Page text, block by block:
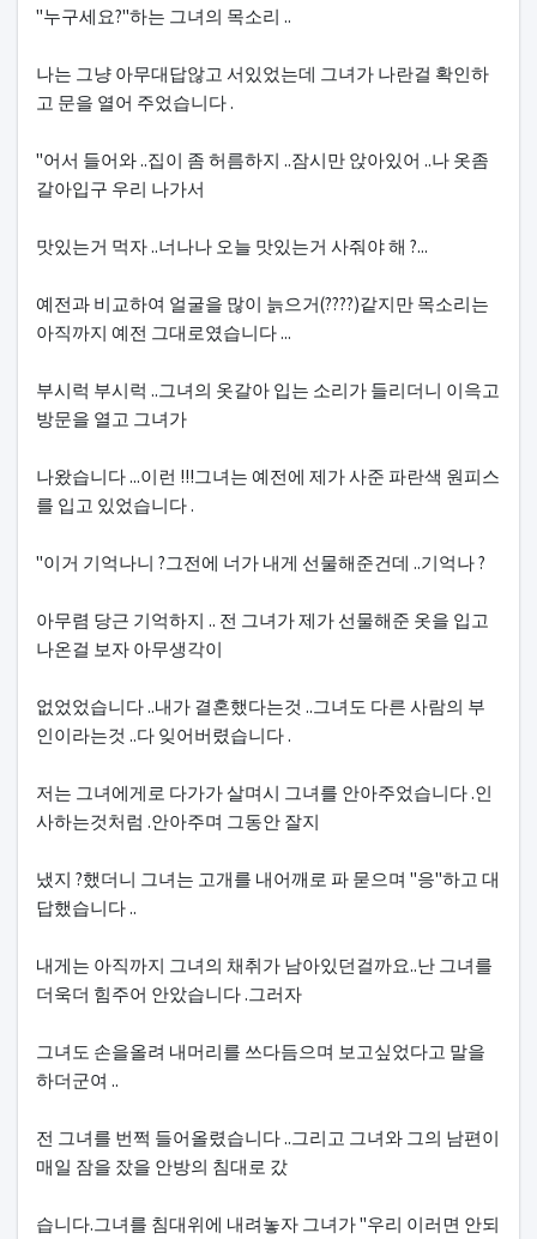
"누구세요?"하는 그녀의 목소리 ..
나는 그냥 아무대답않고 서있었는데 그녀가 나란걸 확인하
고 문을 열어 주었습니다 .
"어서 들어와 ..집이 좀 허름하지 ..잠시만 앉아있어 ..나 옷좀
갈아입구 우리 나가서
맛있는거 먹자 ..너나나 오늘 맛있는거 사줘야 해 ?...
예전과 비교하여 얼굴을 많이 늙으거(????)같지만 목소리는
아직까지 예전 그대로였습니다 ...
부시럭 부시럭 ..그녀의 옷갈아 입는 소리가 들리더니 이윽고
방문을 열고 그녀가
나왔습니다 ...이런 !!!그녀는 예전에 제가 사준 파란색 원피스
를 입고 있었습니다 .
"이거 기억나니 ?그전에 너가 내게 선물해준건데 ..기억나 ?
아무렴 당근 기억하지 .. 전 그녀가 제가 선물해준 옷을 입고
나온걸 보자 아무생각이
없었었습니다 ..내가 결혼했다는것 ..그녀도 다른 사람의 부
인이라는것 ..다 잊어버렸습니다 .
저는 그녀에게로 다가가 살며시 그녀를 안아주었습니다 .인
사하는것처럼 .안아주며 그동안 잘지
냈지 ?했더니 그녀는 고개를 내어깨로 파 묻으며 "응"하고 대
답했습니다 ..
내게는 아직까지 그녀의 채취가 남아있던걸까요..난 그녀를
더욱더 힘주어 안았습니다 .그러자
그녀도 손을올려 내머리를 쓰다듬으며 보고싶었다고 말을
하더군여 ..
전 그녀를 번쩍 들어올렸습니다 ..그리고 그녀와 그의 남편이
매일 잠을 잤을 안방의 침대로 갔
습니다.그녀를 침대위에 내려놓자 그녀가 "우리 이러면 안되